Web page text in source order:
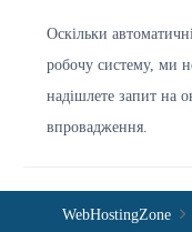
Оскільки
робочу систему, ми
надішлете запит на
впровадження.
WebHostingZone